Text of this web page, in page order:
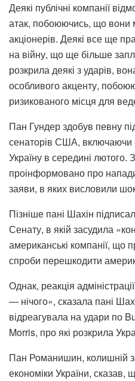
Деякі публічні компанії
атак, побоюючись, що вони
акціонерів. Деякі все ще
на війну, що ще більше
розкрила деякі з ударів,
особливого акценту,
ризикованого місця для
Пан Гундер здобув певну
сенаторів США, включаючи
Україну в середині лютого.
проінформовано про
заяви, в яких висловили
Пізніше пані Шахін
Сенату, в якій засудила
американські компанії, що
спроби перешкодити
Однак, реакція
— нічого», сказала пані
відреагувала на удари по
Morris, про які розкрила
Пан Романишин, колишній
економіки України, сказав,